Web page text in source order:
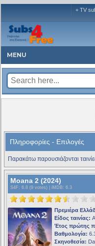
+ TV
MENU
Πληροφορίες - Επιλογές
Παρακάτω παρουσιάζονται
Moana 2 (2024)
S4F : 6.8 (9 votes) | iMDB: 6.3
Πρεμιέρα
Είδος ταινίας:
Έτος πρώτης
Βαθμολογία:
Σκηνοθεσία: